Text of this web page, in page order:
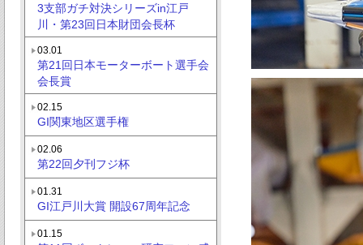
3支部ガチ対決シリーズin江戸
川・第23回日本財団会長杯
03.01
第21回日本モーターボート選手会
会長賞
02.15
GI関東地区選手権
02.06
第22回夕刊フジ杯
01.31
GI江戸川大賞 開設67周年記念
01.15